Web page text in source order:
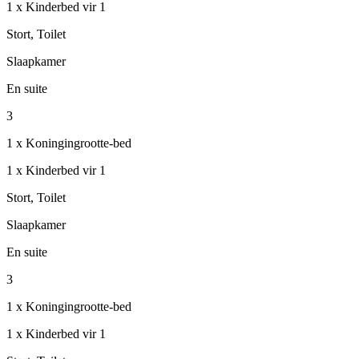
1 x Kinderbed vir 1
Stort, Toilet
Slaapkamer
En suite
3
1 x Koningingrootte-bed
1 x Kinderbed vir 1
Stort, Toilet
Slaapkamer
En suite
3
1 x Koningingrootte-bed
1 x Kinderbed vir 1